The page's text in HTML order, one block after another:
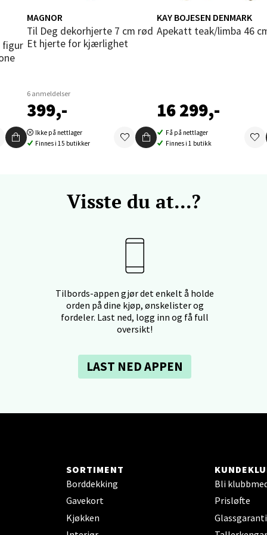
MAGNOR
Til Deg dekorhjerte 7 cm rød
Et hjerte for kjærlighet
6 anmeldelser
399,-
Ikke på nettlager
Finnes i 15 butikker
KAY BOJESEN DENMARK
Apekatt teak/limba 46
16 299,-
Få på nettlager
Finnes i 1 butikk
Visste du at...?
Tilbords-appen gjør det enkelt å holde
orden på dine kjøp, ønskelister og
fordeler. Last ned, logg inn og få full
oversikt!
LAST NED APPEN
SORTIMENT
Borddekking
Gavekort
Kjøkken
Bli
Prisløfte
Glassgaranti
- Thon Senter Sandvika
10-21
- Sirkus Shopping
5, 7044 Trondheim
09-21
Thon Senter Ski
10-21
- Sortland Storsenter
10-19